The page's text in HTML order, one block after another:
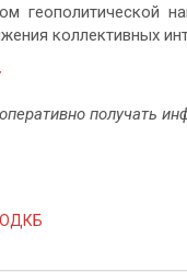
геополитической
коллективных
получать
ОДКБ